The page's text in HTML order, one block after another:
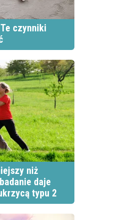
czynniki
niż
daje
typu 2